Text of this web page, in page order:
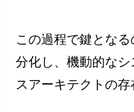
この過程で鍵とな
分化し、機動的な
スアーキテクトの存